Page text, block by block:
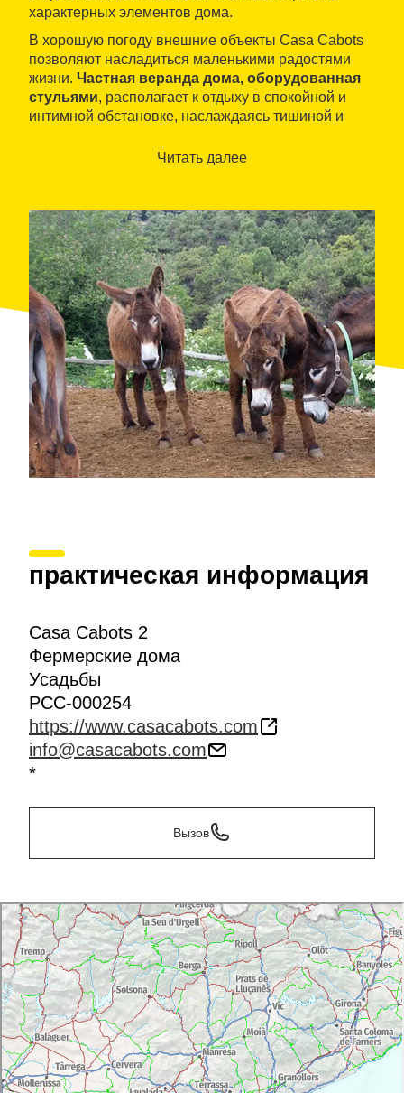
характерных элементов дома.
В хорошую погоду внешние объекты Casa Cabots
позволяют насладиться маленькими радостями
жизни. Частная веранда дома, оборудованная
стульями, располагает к отдыху в спокойной и
интимной обстановке, наслаждаясь тишиной и
пользоваться бассейном в римском стиле,
Читать далее
практическая информация
Casa Cabots 2
Фермерские дома
Усадьбы
PCC-000254
https://www.casacabots.com
info@casacabots.com
*
Вызов